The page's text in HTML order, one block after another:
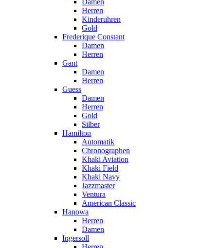
Damen
Herren
Kinderuhren
Gold
Frederique Constant
Damen
Herren
Gant
Damen
Herren
Guess
Damen
Herren
Gold
Silber
Hamilton
Automatik
Chronographen
Khaki Aviation
Khaki Field
Khaki Navy
Jazzmaster
Ventura
American Classic
Hanowa
Herren
Damen
Ingersoll